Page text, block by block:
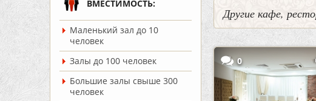
ВМЕСТИМОСТЬ:
Маленький зал до 10
человек
Залы до 100 человек
Большие залы свыше 300
человек
Другие кафе,
0